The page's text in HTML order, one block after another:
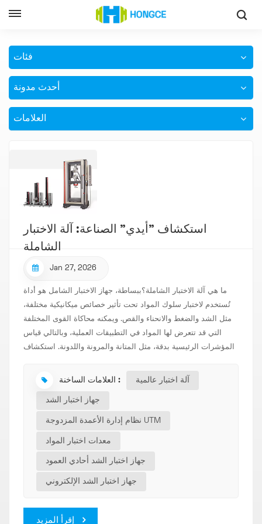
جهاز اختبار الشد أحادي العمود
فئات
أحدث مدونة
العلامات
استكشاف "أيدي" الصناعة: آلة الاختبار
الشاملة
Jan 27, 2026
ما هي آلة الاختبار الشاملة؟ببساطة، جهاز الاختبار الشامل هو أداة
تُستخدم لاختبار سلوك المواد تحت تأثير خصائص ميكانيكية مختلفة،
مثل الشد والضغط والانحناء والقص. ويمكنه محاكاة القوى المختلفة
التي قد تتعرض لها المواد في التطبيقات العملية، وبالتالي قياس
المؤشرات الرئيسية بدقة، مثل المتانة والمرونة واللدونة. استكشاف
أداء المواد عاملاً حاسماً في تحديد جودة المنتج وموثوقيته. هل
غيار السيارات الضغط الهائل أثناء القيادة بسرعات عالية؟ وراء كل
هذا يكمن جهاز اختبار مهم – آلة الاختبار الشاملة (UTM)، والمعروفة
عالمي آلة الاختبار هو جهاز يُستخدم لاختبار سلوك المواد تحت تأثير
خصائص ميكانيكية مختلفة مثل الشد والضغط والانحناء والقص.
التطبيقات العملية، وبالتالي قياس المؤشرات الرئيسية بدقة مثل
إدارة الحركة الجوية العالمي (UTM) على النحو التالي: تطبيق القوة
العلامات الساخنة : آلة اختبار عالمية
جهاز اختبار الشد
نظام إدارة الأعمدة المزدوجة UTM
معدات اختبار المواد
جهاز اختبار الشد أحادي العمود
جهاز اختبار الشد الإلكتروني
إقرأ المزيد